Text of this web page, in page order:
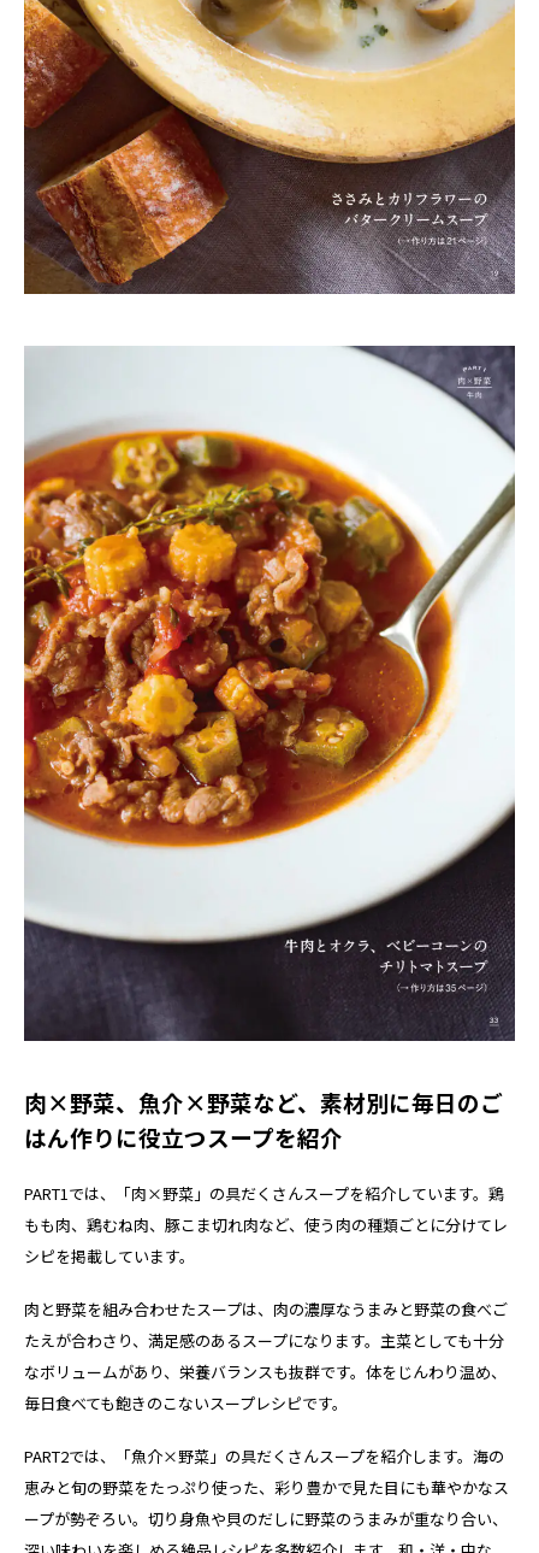
肉×野菜、魚介×野菜など、素材別に毎日のご
はん作りに役立つスープを紹介
PART1では、「肉×野菜」の具だくさんスープを紹介しています。鶏
もも肉、鶏むね肉、豚こま切れ肉など、使う肉の種類ごとに分けてレ
シピを掲載しています。
肉と野菜を組み合わせたスープは、肉の濃厚なうまみと野菜の食べご
たえが合わさり、満足感のあるスープになります。主菜としても十分
なボリュームがあり、栄養バランスも抜群です。体をじんわり温め、
毎日食べても飽きのこないスープレシピです。
PART2では、「魚介×野菜」の具だくさんスープを紹介します。海の
恵みと旬の野菜をたっぷり使った、彩り豊かで見た目にも華やかなス
ープが勢ぞろい。切り身魚や貝のだしに野菜のうまみが重なり合い、